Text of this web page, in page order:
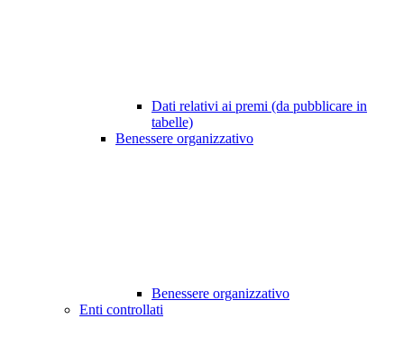
Dati relativi ai premi (da pubblicare in
tabelle)
Benessere organizzativo
Benessere organizzativo
Enti controllati